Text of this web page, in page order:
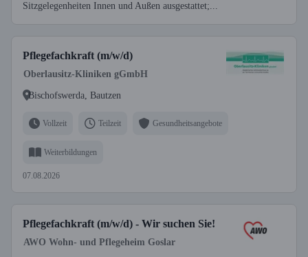
Sitzgelegenheiten Innen und Außen ausgestattet;...
Pflegefachkraft (m/w/d)
Oberlausitz-Kliniken gGmbH
Bischofswerda, Bautzen
Vollzeit Teilzeit Gesundheitsangebote
Weiterbildungen
07.08.2026
Pflegefachkraft (m/w/d) - Wir suchen Sie!
AWO Wohn- und Pflegeheim Goslar